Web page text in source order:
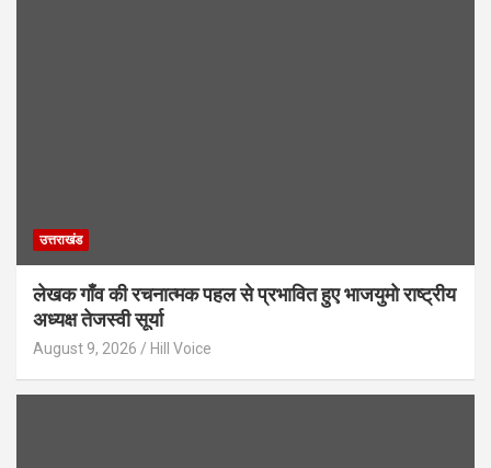
उत्तराखंड
लेखक गाँव की रचनात्मक पहल से प्रभावित हुए भाजयुमो राष्ट्रीय
अध्यक्ष तेजस्वी सूर्या
August 9, 2026 Hill Voice